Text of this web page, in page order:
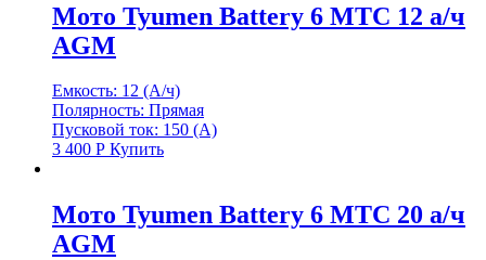
Мото Tyumen Battery 6 МТС 12 а/ч
AGM
Емкость: 12 (А/ч)
Полярность: Прямая
Пусковой ток: 150 (А)
3 400 Р Купить
Мото Tyumen Battery 6 МТС 20 а/ч
AGM